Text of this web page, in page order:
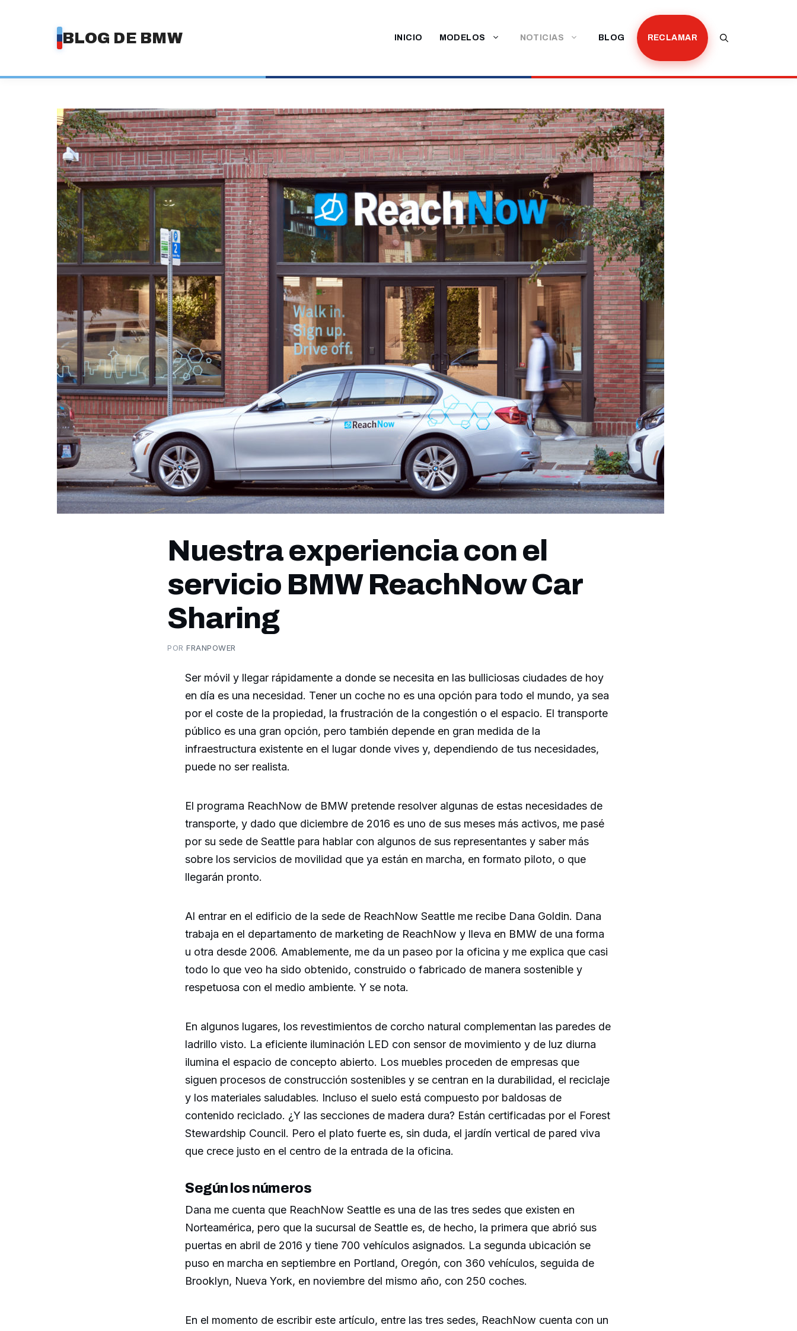
BLOG DE BMW INICIO MODELOS NOTICIAS BLOG RECLAMAR
Nuestra experiencia con el
servicio BMW ReachNow Car
Sharing
PORFRANPOWER
Ser móvil y llegar rápidamente a donde se necesita en las bulliciosas ciudades de hoy
en día es una necesidad. Tener un coche no es una opción para todo el mundo, ya sea
por el coste de la propiedad, la frustración de la congestión o el espacio. El transporte
público es una gran opción, pero también depende en gran medida de la
infraestructura existente en el lugar donde vives y, dependiendo de tus necesidades,
puede no ser realista.
El programa ReachNow de BMW pretende resolver algunas de estas necesidades de
transporte, y dado que diciembre de 2016 es uno de sus meses más activos, me pasé
por su sede de Seattle para hablar con algunos de sus representantes y saber más
sobre los servicios de movilidad que ya están en marcha, en formato piloto, o que
llegarán pronto.
Al entrar en el edificio de la sede de ReachNow Seattle me recibe Dana Goldin. Dana
trabaja en el departamento de marketing de ReachNow y lleva en BMW de una forma
u otra desde 2006. Amablemente, me da un paseo por la oficina y me explica que casi
todo lo que veo ha sido obtenido, construido o fabricado de manera sostenible y
respetuosa con el medio ambiente. Y se nota.
En algunos lugares, los revestimientos de corcho natural complementan las paredes de
ladrillo visto. La eficiente iluminación LED con sensor de movimiento y de luz diurna
ilumina el espacio de concepto abierto. Los muebles proceden de empresas que
siguen procesos de construcción sostenibles y se centran en la durabilidad, el reciclaje
y los materiales saludables. Incluso el suelo está compuesto por baldosas de
contenido reciclado. ¿Y las secciones de madera dura? Están certificadas por el Forest
Stewardship Council. Pero el plato fuerte es, sin duda, el jardín vertical de pared viva
que crece justo en el centro de la entrada de la oficina.
Según los números
Dana me cuenta que ReachNow Seattle es una de las tres sedes que existen en
Norteamérica, pero que la sucursal de Seattle es, de hecho, la primera que abrió sus
puertas en abril de 2016 y tiene 700 vehículos asignados. La segunda ubicación se
puso en marcha en septiembre en Portland, Oregón, con 360 vehículos, seguida de
Brooklyn, Nueva York, en noviembre del mismo año, con 250 coches.
En el momento de escribir este artículo, entre las tres sedes, ReachNow cuenta con un